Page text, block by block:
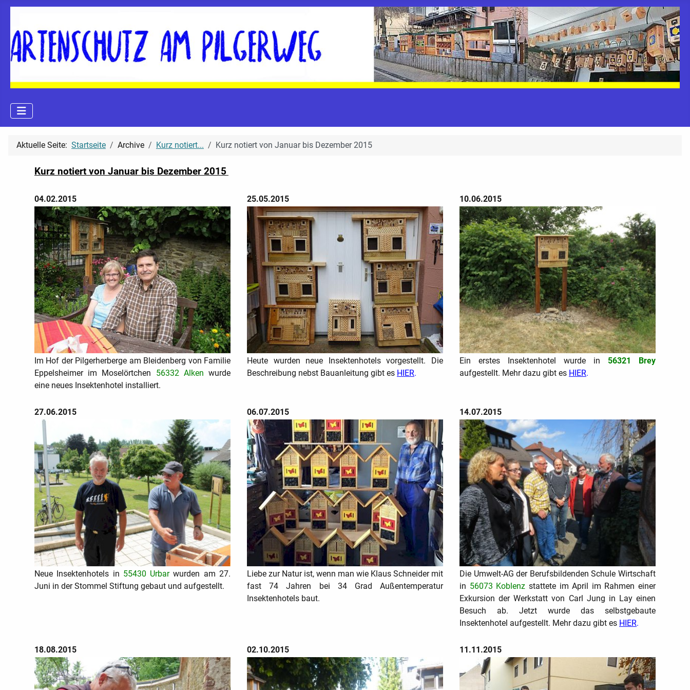
Aktuelle Seite: Startseite Archive Kurz notiert... Kurz notiert von Januar bis Dezember 2015
Kurz notiert von Januar bis Dezember 2015
04.02.2015 25.05.2015 10.06.2015
Im Hof der Pilgerherberge am Bleidenberg von Familie
Eppelsheimer im Moselörtchen 56332 Alken wurde
eine neues Insektenhotel installiert.
Heute wurden neue Insektenhotels vorgestellt. Die
Beschreibung nebst Bauanleitung gibt es HIER.
Ein erstes Insektenhotel wurde in 56321 Brey
aufgestellt. Mehr dazu gibt es HIER.
27.06.2015 06.07.2015 14.07.2015
Neue Insektenhotels in 55430 Urbarwurden am 27.
Juni in der Stommel Stiftung gebaut und aufgestellt.
Liebe zur Natur ist, wenn man wie Klaus Schneider mit
fast 74 Jahren bei 34 Grad Außentemperatur
Insektenhotels baut.
Die Umwelt-AG der Berufsbildenden Schule Wirtschaft
in 56073 Koblenz stattete im April im Rahmen einer
Exkursion der Werkstatt von Carl Jung in Lay einen
Besuch ab. Jetzt wurde das selbstgebaute
Insektenhotel aufgestellt. Mehr dazu gibt es HIER.
18.08.2015 02.10.2015 11.11.2015